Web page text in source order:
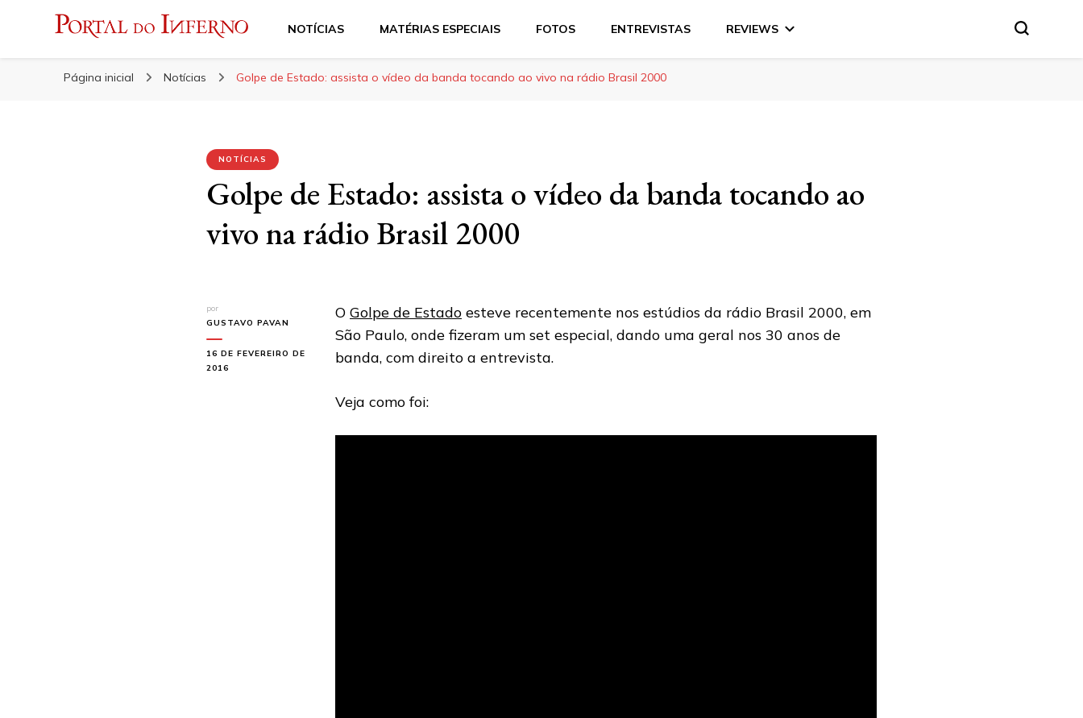
Portal do Inferno
NOTÍCIAS MATÉRIAS ESPECIAIS FOTOS ENTREVISTAS REVIEWS
Página inicial Notícias Golpe de Estado: assista o vídeo da banda tocando ao vivo na rádio Brasil 2000
NOTÍCIAS
Golpe de Estado: assista o vídeo da banda tocando ao
vivo na rádio Brasil 2000
por
GUSTAVO PAVAN
16 DE FEVEREIRO DE
2016
O Golpe de Estado esteve recentemente nos estúdios da rádio Brasil 2000, em
São Paulo, onde fizeram um set especial, dando uma geral nos 30 anos de
banda, com direito a entrevista.
Veja como foi: